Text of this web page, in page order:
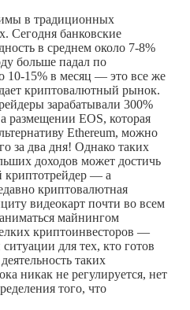
в традиционных
Сегодня банковские
в среднем около 7-8%
больше падал по
15% в месяц — это все же
криптовалютный рынок.
зарабатывали 300%
размещении EOS, которая
Ethereum, можно
за два дня! Однако таких
доходов может достичь
криптотрейдер — а
криптовалютная
видеокарт почти во всем
майнингом
криптоинвесторов —
для тех, кто готов
таких
никак не регулируется, нет
того, что